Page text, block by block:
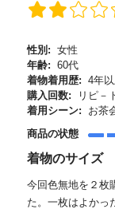
性別: 女性
年齢: 60代
着物着用歴: 4年
購入回数:
リピ－
着用シーン:
お茶
商品の状態
着物のサイズ
今回色無地を２枚
た。一枚はよかっ